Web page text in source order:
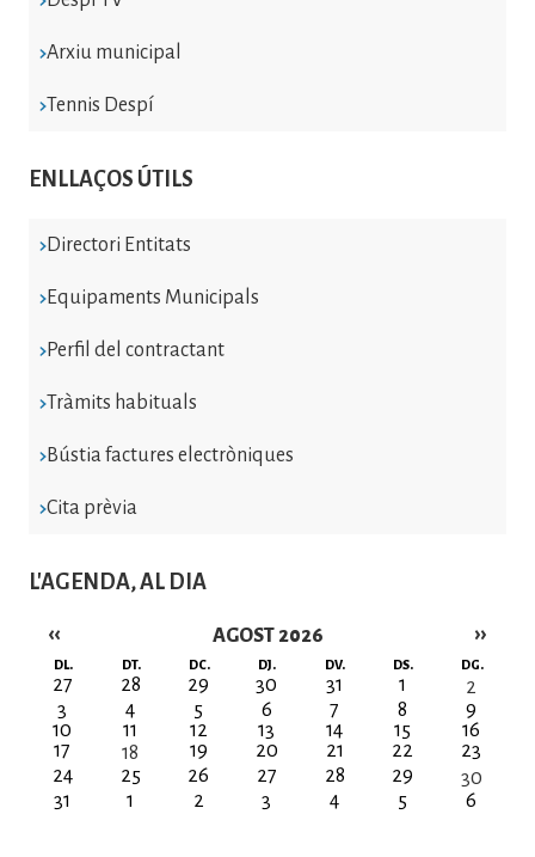
Arxiu municipal
Tennis Despí
ENLLAÇOS ÚTILS
Directori Entitats
Equipaments Municipals
Perfil del contractant
Tràmits habituals
Bústia factures electròniques
Cita prèvia
L'AGENDA, AL DIA
AGOST 2026
Paginació
‹‹ ››
DL. DT. DC. DJ. DV. DS. DG.
27 28 29 30 31 1
2
3
4 5 6 7 8
9
10
11 12 13 14 15
16
17
18 19 20 21 22
23
24
25 26 27 28 29
30
31
1 2 3 4 5 6